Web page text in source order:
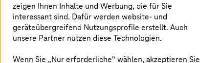
ob und wann CMIS die bevorzugte Schnittstelle
zwischen S/4HANA und ECM-Systemen wird.
Zusätzlich haben Unternehmen mit steigenden
zeigen Ihnen Inhalte und Werbung, die für Sie
interessant sind. Dafür werden website- und
geräteübergreifend Nutzungsprofile erstellt. Auch
unsere Partner nutzen diese Technologien.
Wenn Sie „Nur erforderliche“ wählen, akzeptieren Sie